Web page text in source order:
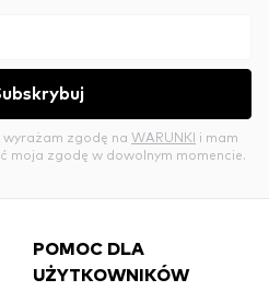
zgodę na WARUNKI i mam
moja zgodę w dowolnym momencie.
POMOC DLA
UŻYTKOWNIKÓW